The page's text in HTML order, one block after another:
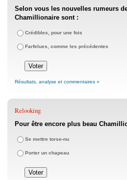
Selon vous les nouvelles rumeurs
Chamillionaire sont :
Crédibles, pour une fois
Farfelues, comme les précédentes
Résultats, analyse et commentaires »
Relooking
Pour être encore plus beau
Se mettre torse-nu
Porter un chapeau